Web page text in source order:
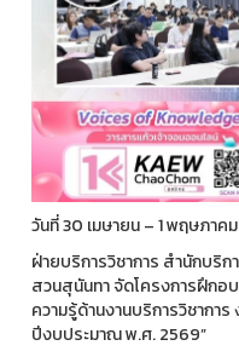
วันที่ 30 เมษายน – 1 พฤษภาค
ฝ่ายบริการวิชาการ สำนักบริก
สวนสุนันทา จัดโครงการฝึกอ
ความรู้ด้านงานบริการวิชาการ
ปีงบประมาณ พ.ศ. 2569”